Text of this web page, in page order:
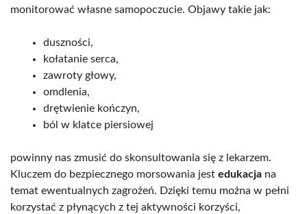
monitorować własne samopoczucie. Objawy takie jak:
duszności,
kołatanie serca,
zawroty głowy,
omdlenia,
drętwienie kończyn,
ból w klatce piersiowej
powinny nas zmusić do skonsultowania się z lekarzem.
Kluczem do bezpiecznego morsowania jest edukacja na
temat ewentualnych zagrożeń. Dzięki temu można w pełni
korzystać z płynących z tej aktywności korzyści,